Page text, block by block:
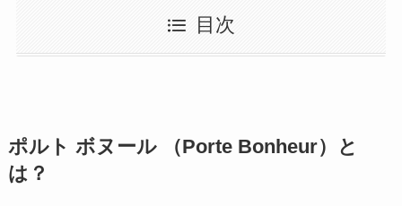
目次
ポルト ボヌール （Porte Bonheur）と
は？